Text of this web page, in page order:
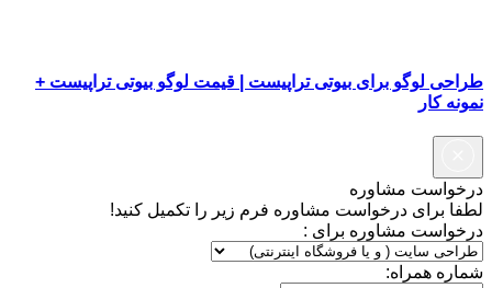
طراحی لوگو برای بیوتی تراپیست | قیمت لوگو بیوتی تراپیست +
نمونه کار
درخواست مشاوره
لطفا برای درخواست مشاوره فرم زیر را تکمیل کنید!
درخواست مشاوره برای :
شماره همراه: